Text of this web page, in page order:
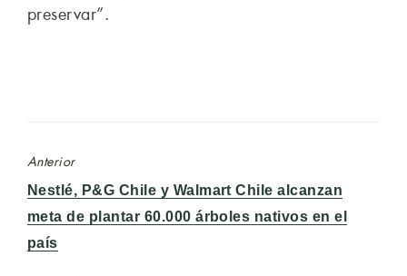
preservar”.
Anterior
Entrada
anterior:
Nestlé, P&G Chile y Walmart Chile alcanzan
meta de plantar 60.000 árboles nativos en el
país